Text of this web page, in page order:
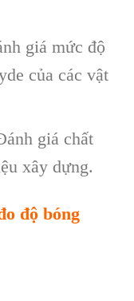
giá mức độ
của các vật
giá chất
xây dựng.
độ bóng